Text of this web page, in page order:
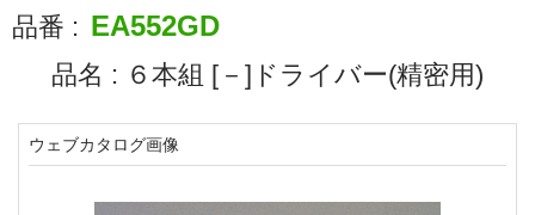
品番 : EA552GD
品名 : ６本組 [－]ドライバー(精密用)
ウェブカタログ画像